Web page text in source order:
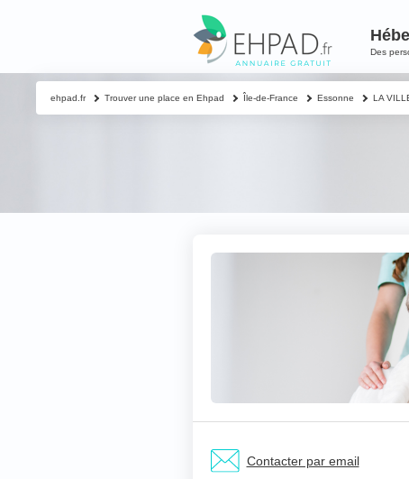
Des
Contacter un proche
Votre nom & prénom
Nom & prénom du
Contacter par email
ehpad.fr Trouver une place en Ehpad Île-de-France Essonne LA